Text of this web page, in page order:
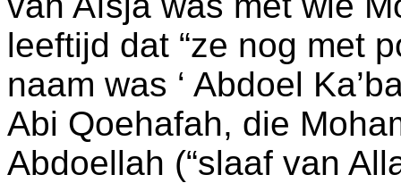
leeftijd dat “ze nog met
naam was ‘ Abdoel
Abi Qoehafah, die
Abdoellah (“slaaf van